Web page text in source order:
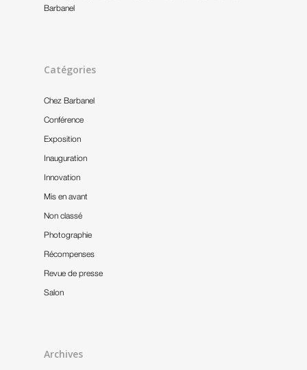
Barbanel
Catégories
Chez Barbanel
Conférence
Exposition
Inauguration
Innovation
Mis en avant
Non classé
Photographie
Récompenses
Revue de presse
Salon
Archives